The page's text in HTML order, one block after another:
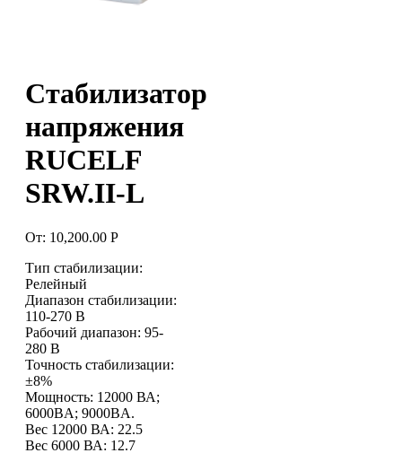
Стабилизатор
напряжения
RUCELF
SRW.II-L
От: 10,200.00 Р
Тип стабилизации:
Релейный
Диапазон стабилизации:
110-270 В
Рабочий диапазон: 95-
280 В
Точность стабилизации:
±8%
Мощность: 12000 ВА;
6000BA; 9000BA.
Вес 12000 ВА: 22.5
Вес 6000 ВА: 12.7